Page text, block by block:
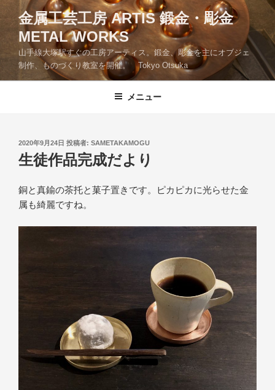
ン
へ
金属工芸工房 ARTIS 鍛金・彫金
METAL WORKS
山手線大塚駅すぐの工房アーティス。鍛金、彫金を主にオブジェ
制作、ものづくり教室を開催。 Tokyo Otsuka
メニュー
投
稿
日:
2020年9月24日 投稿者: SAMETAKAMOGU
生徒作品完成だより
銅と真鍮の茶托と菓子置きです。ピカピカに光らせた金
属も綺麗ですね。